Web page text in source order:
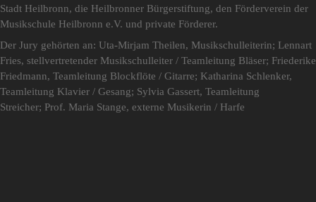
Stadt Heilbronn, die Heilbronner Bürgerstiftung, den Förderverein der
Musikschule Heilbronn e.V. und private Förderer.
Der Jury gehörten an: Uta-Mirjam Theilen, Musikschulleiterin; Lennart
Fries, stellvertretender Musikschulleiter / Teamleitung Bläser; Friederike
Friedmann, Teamleitung Blockflöte / Gitarre; Katharina Schlenker,
Teamleitung Klavier / Gesang; Sylvia Gassert, Teamleitung
Streicher; Prof. Maria Stange, externe Musikerin / Harfe